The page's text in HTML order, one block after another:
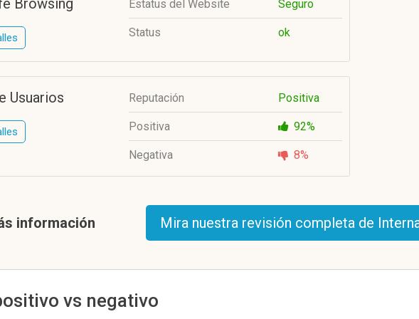
Browsing Estatus del Website Seguro
Status ok
Usuarios Reputación Positiva
Positiva 92%
Negativa 8%
información Mira nuestra revisión completa de
vs negativo